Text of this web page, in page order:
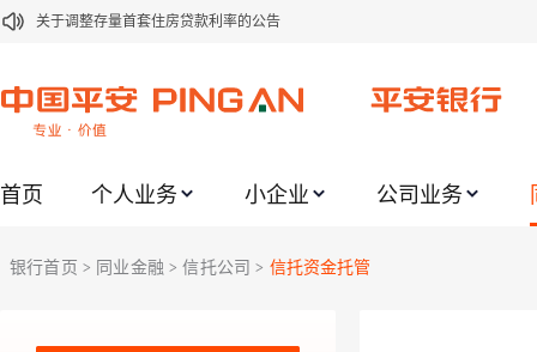
关于调整存量首套住房贷款利率的公告
关于修订《平安银行代理个人客户贵金属交易协议书》的公告
关于我行聚金宝交易软件升级更新的通知
关于2020年端午节期间上金所代理业务调整合约保证金比例和涨跌幅度限制的
首页 个人业务 小企业 公司业务
银行首页 > 同业金融 > 信托公司 > 信托资金托管